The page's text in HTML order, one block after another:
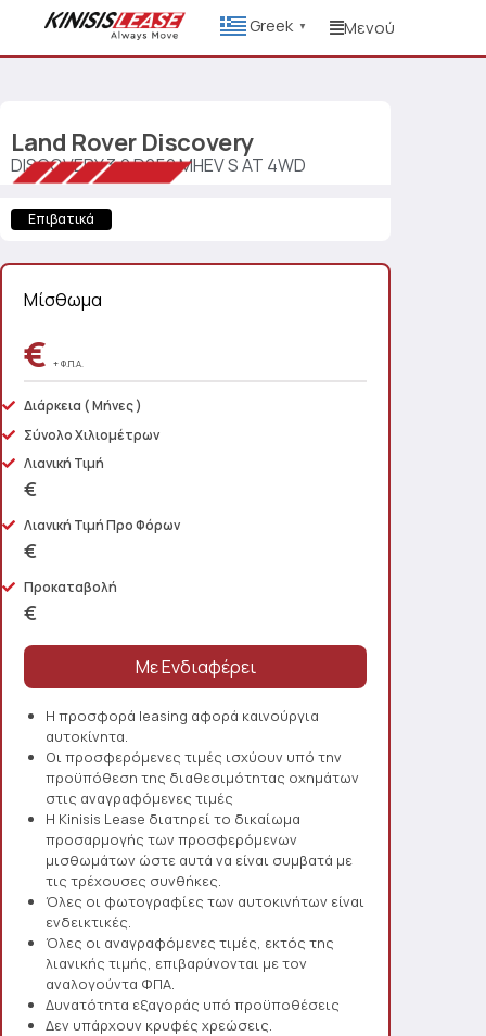
Greek ▼ Μενού
Land Rover Discovery
DISCOVERY 3.0 D250 MHEV S AT 4WD
Επιβατικά
Μίσθωμα
€ + Φ.Π.Α.
Διάρκεια ( Μήνες )
Σύνολο Χιλιομέτρων
Λιανική Τιμή
€
Λιανική Τιμή Προ Φόρων
€
Προκαταβολή
€
Η προσφορά leasing αφορά καινούργια
αυτοκίνητα.
Οι προσφερόμενες τιμές ισχύουν υπό την
προϋπόθεση της διαθεσιμότητας οχημάτων
στις αναγραφόμενες τιμές
Η Kinisis Lease διατηρεί το δικαίωμα
προσαρμογής των προσφερόμενων
μισθωμάτων ώστε αυτά να είναι συμβατά με
τις τρέχουσες συνθήκες.
Όλες οι φωτογραφίες των αυτοκινήτων είναι
ενδεικτικές.
Όλες οι αναγραφόμενες τιμές, εκτός της
λιανικής τιμής, επιβαρύνονται με τον
αναλογούντα ΦΠΑ.
Δυνατότητα εξαγοράς υπό προϋποθέσεις
Δεν υπάρχουν κρυφές χρεώσεις.